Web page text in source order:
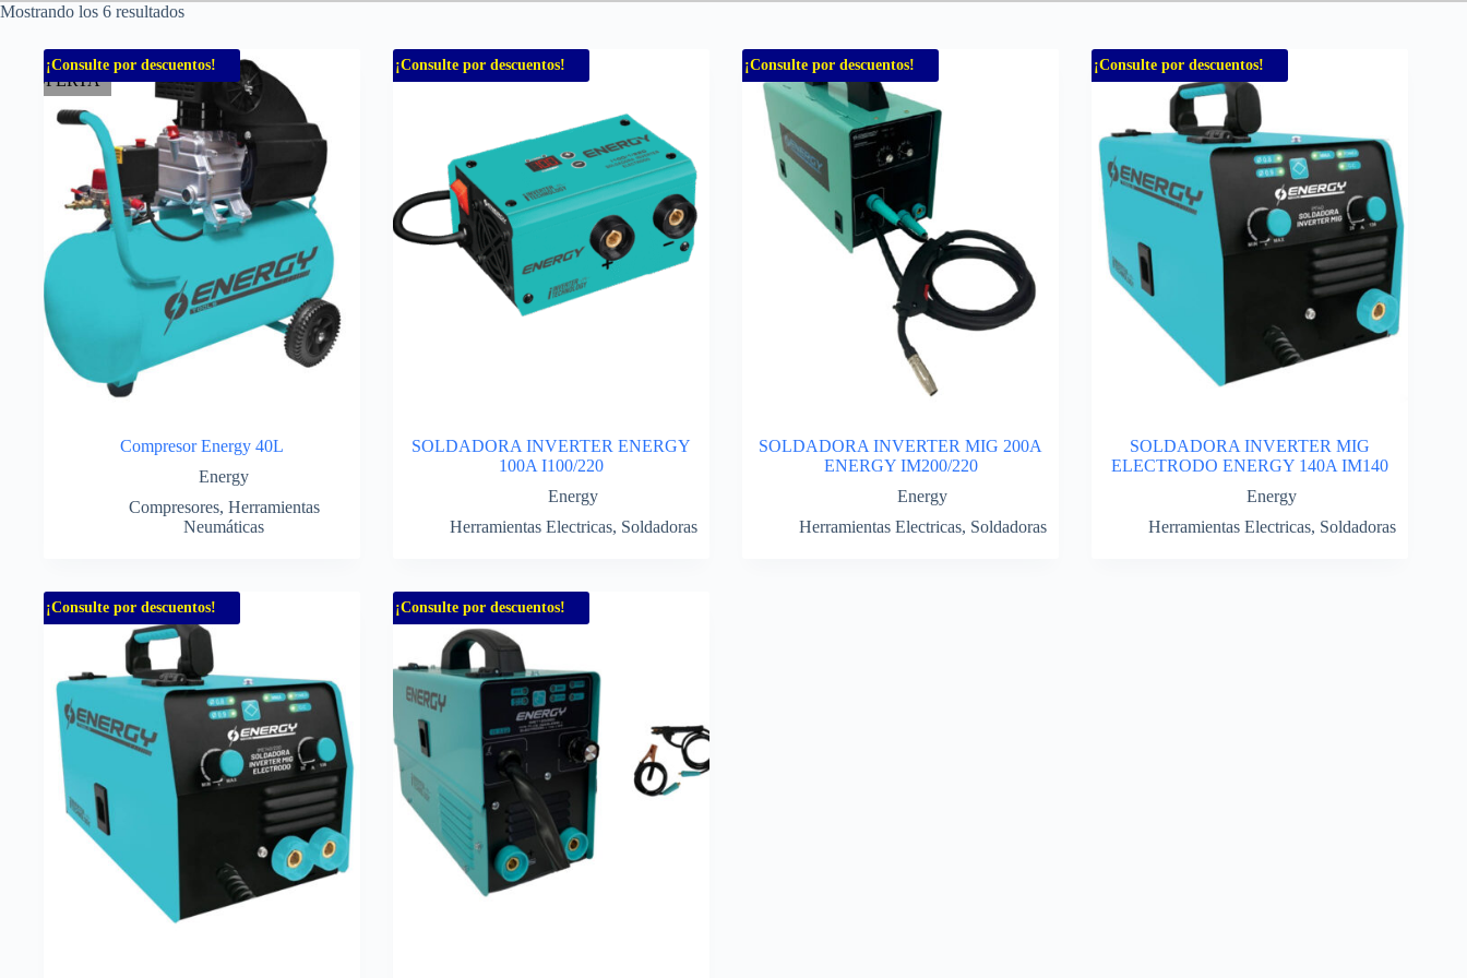
Mostrando los 6 resultados
OFERTA
¡Consulte por descuentos!
Compresor Energy 40L
Energy
Compresores, Herramientas
Neumáticas
¡Consulte por descuentos!
SOLDADORA INVERTER ENERGY
100A I100/220
Energy
Herramientas Electricas, Soldadoras
¡Consulte por descuentos!
SOLDADORA INVERTER MIG 200A
ENERGY IM200/220
Energy
Herramientas Electricas, Soldadoras
¡Consulte por descuentos!
SOLDADORA INVERTER MIG
ELECTRODO ENERGY 140A IM140
Energy
Herramientas Electricas, Soldadoras
¡Consulte por descuentos! ¡Consulte por descuentos!